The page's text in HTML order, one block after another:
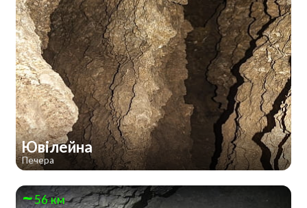
Ювілейна
Печера
56 км